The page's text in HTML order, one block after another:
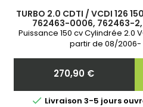
TURBO 2.0 CDTI / VCDI 126
762463-0006, 762463-
Puissance 150 cv Cylindrée 2.0
partir de 08/2006-
Prix
270,90 €
 Livraison 3-5 jours